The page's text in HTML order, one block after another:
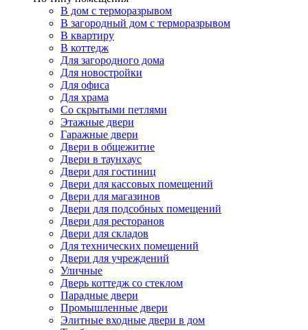
В дом с терморазрывом
В загородный дом с терморазрывом
В квартиру
В коттедж
Для загородного дома
Для новостройки
Для офиса
Для храма
Со скрытыми петлями
Этажные двери
Гаражные двери
Двери в общежитие
Двери в таунхаус
Двери для гостиниц
Двери для кассовых помещений
Двери для магазинов
Двери для подсобных помещений
Двери для ресторанов
Двери для складов
Для технических помещений
Двери для учреждений
Уличные
Дверь коттедж со стеклом
Парадные двери
Промышленные двери
Элитные входные двери в дом